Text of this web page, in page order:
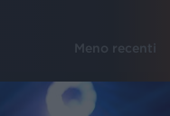
Meno recenti